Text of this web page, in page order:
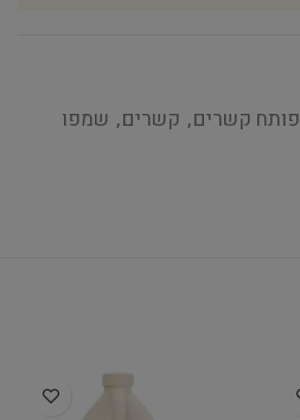
פותח קשרים, קשרים, שמפו